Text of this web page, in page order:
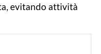
evitando attività